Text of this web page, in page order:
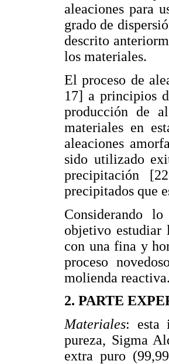
aleaciones para
grado de
descrito
los materiales.
El proceso de
17] a principios
producción de
materiales en
aleaciones
sido utilizado
precipitación
precipitados que
Considerando
objetivo estudiar
con una fina y
proceso
molienda reactiva.
2. PARTE
Materiales: esta
pureza, Sigma
extra puro